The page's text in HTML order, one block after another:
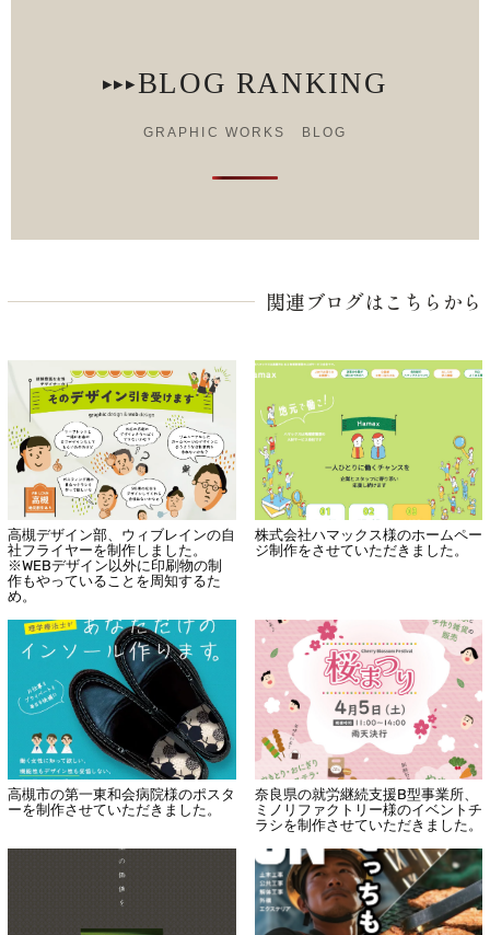
▸▸▸BLOG RANKING
GRAPHIC WORKS BLOG
関連ブログはこちらから
高槻デザイン部、ウィブレインの自
社フライヤーを制作しました。
※WEBデザイン以外に印刷物の制
作もやっていることを周知するた
め。
株式会社ハマックス様のホームペー
ジ制作をさせていただきました。
高槻市の第一東和会病院様のポスタ
ーを制作させていただきました。
奈良県の就労継続支援B型事業所、
ミノリファクトリー様のイベントチ
ラシを制作させていただきました。